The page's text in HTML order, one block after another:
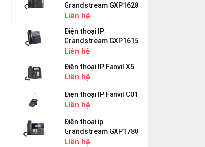
Grandstream GXP1628
Liên hệ
Điện thoại IP
Grandstream GXP1615
Liên hệ
Điện thoại IP Fanvil X5
Liên hệ
Điện thoại IP Fanvil C01
Liên hệ
Điện thoại ip
Grandstream GXP1780
Liên hệ